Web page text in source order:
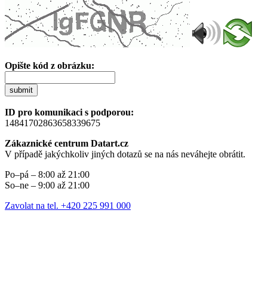
Opište kód z obrázku:
submit
ID pro komunikaci s podporou:
14841702863658339675
Zákaznické centrum Datart.cz
V případě jakýchkoliv jiných dotazů se na nás neváhejte obrátit.
Po–pá – 8:00 až 21:00
So–ne – 9:00 až 21:00
Zavolat na tel. +420 225 991 000